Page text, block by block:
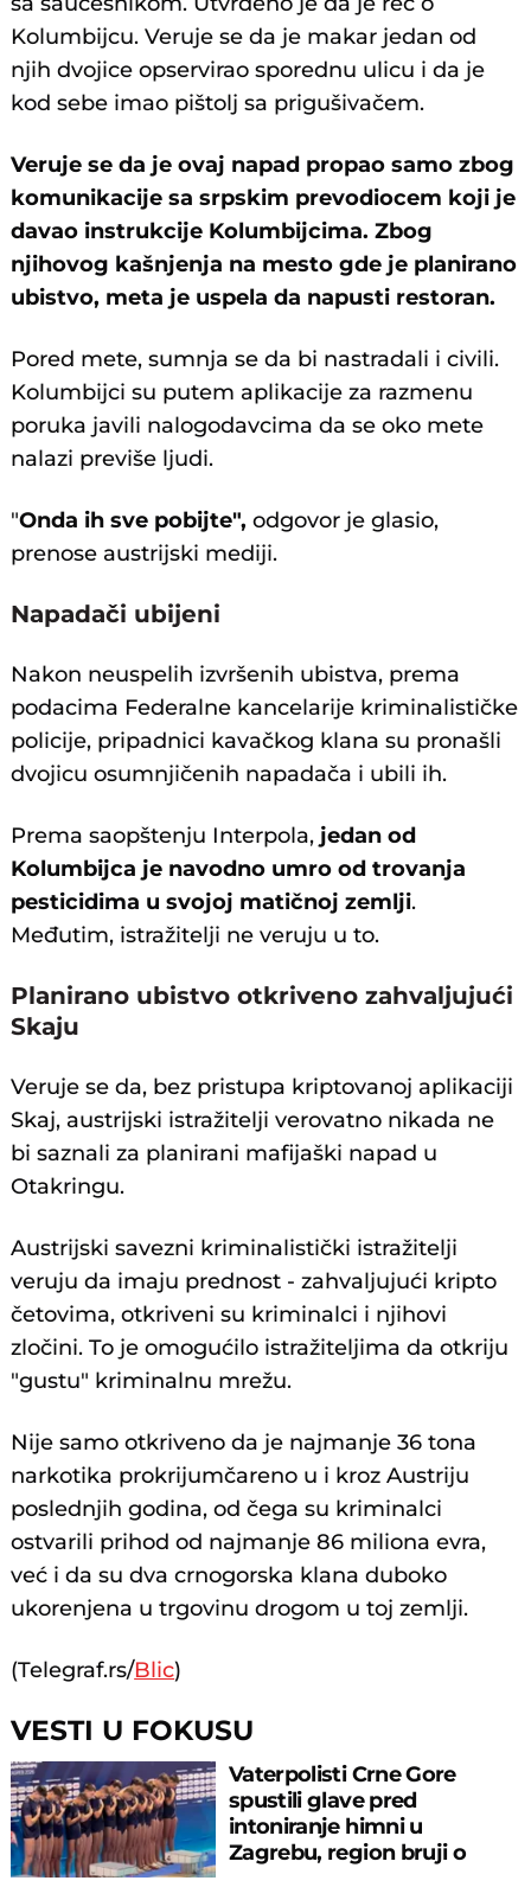
Kolumbijcu. Veruje se da je makar jedan od
njih dvojice opservirao sporednu ulicu i da je
kod sebe imao pištolj sa prigušivačem.
Veruje se da je ovaj napad propao samo zbog
komunikacije sa srpskim prevodiocem koji je
davao instrukcije Kolumbijcima.Zbog
njihovog kašnjenja na mesto gde je planirano
ubistvo, meta je uspela da napusti restoran.
Pored mete, sumnja se da bi nastradali i civili.
Kolumbijci su putem aplikacije za razmenu
poruka javili nalogodavcima da se oko mete
nalazi previše ljudi.
"Onda ih sve pobijte", odgovor je glasio,
prenose austrijski mediji.
Napadači ubijeni
Nakon neuspelih izvršenih ubistva, prema
podacima Federalne kancelarije kriminalističke
policije, pripadnici kavačkog klana su pronašli
dvojicu osumnjičenih napadača i ubili ih.
Prema saopštenju Interpola, jedan od
Kolumbijca je navodno umro od trovanja
pesticidima u svojoj matičnoj zemlji.
Međutim, istražitelji ne veruju u to.
Planirano ubistvo otkriveno zahvaljujući
Skaju
Veruje se da, bez pristupa kriptovanoj aplikaciji
Skaj, austrijski istražitelji verovatno nikada ne
bi saznali za planirani mafijaški napad u
Otakringu.
Austrijski savezni kriminalistički istražitelji
veruju da imaju prednost - zahvaljujući kripto
četovima, otkriveni su kriminalci i njihovi
zločini. To je omogućilo istražiteljima da otkriju
"gustu" kriminalnu mrežu.
Nije samo otkriveno da je najmanje 36 tona
narkotika prokrijumčareno u i kroz Austriju
poslednjih godina, od čega su kriminalci
ostvarili prihod od najmanje 86 miliona evra,
već i da su dva crnogorska klana duboko
ukorenjena u trgovinu drogom u toj zemlji.
(Telegraf.rs/Blic)
VESTI U FOKUSU
Vaterpolisti Crne Gore
spustili glave pred
intoniranje himni u
Zagrebu, region bruji o